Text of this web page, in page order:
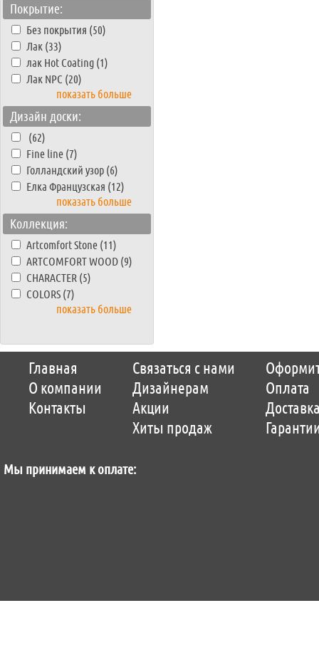
Покрытие:
Без покрытия (50)
Лак (33)
лак Hot Coating (1)
Лак NPC (20)
показать больше
Дизайн доски:
(62)
Fine line (7)
Голландский узор (6)
Елка Французская (12)
показать больше
Коллекция:
Artcomfort Stone (11)
ARTCOMFORT WOOD (9)
CHARACTER (5)
COLORS (7)
показать больше
Главная
О компании
Контакты
Связаться с нами
Дизайнерам
Акции
Хиты продаж
Оплата
Мы принимаем к оплате:
Copyright © 2014-2026 Parquet-pol.ru. Разработка ItCompany
Продвижение сайтов by «ВзлЁт»